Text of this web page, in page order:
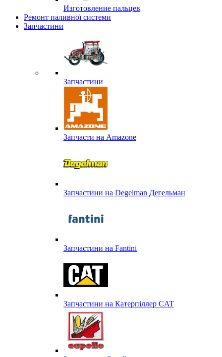
Изготовление пальцев
Ремонт паливної системи
Запчастини
Запчастини
Запчасти на Amazone
Запчастини на Degelman Дегельман
Запчастини на Fantini
Запчастини на Катерпіллер CAT